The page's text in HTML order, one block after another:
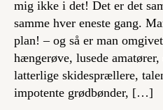
mig ikke i det! Det er det
samme hver eneste gang.
plan! – og så er man
hængerøve, lusede
latterlige skidesprællere,
impotente grødbønder, […]